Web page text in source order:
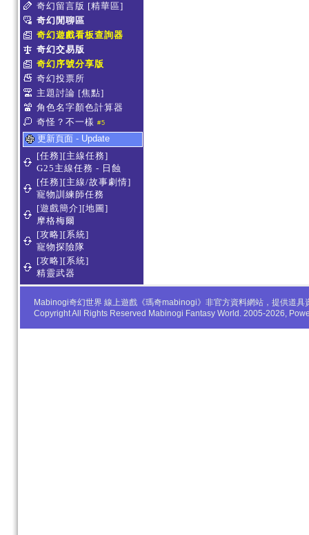
奇幻留言版 [精華區]
奇幻閒聊區
奇幻遊戲看板查詢器
奇幻交易版
奇幻序號分享版
奇幻投票所
主題討論 [焦點]
角色名字顏色計算器
奇怪？不一樣 #5
更新頁面 - Update
[任務][主線任務]
G25主線任務 - 日蝕
[任務][主線/故事劇情]
寵物訓練師任務
[遊戲簡介][地圖]
摩格梅爾
[攻略][系統]
寵物探險隊
[攻略][系統]
精靈武器
Mabinogi奇幻世界 線上遊戲《瑪奇mabinogi》非官方資料網站，提供道
Copyright All Rights Reserved Mabinogi Fantasy World. 2005-2026,